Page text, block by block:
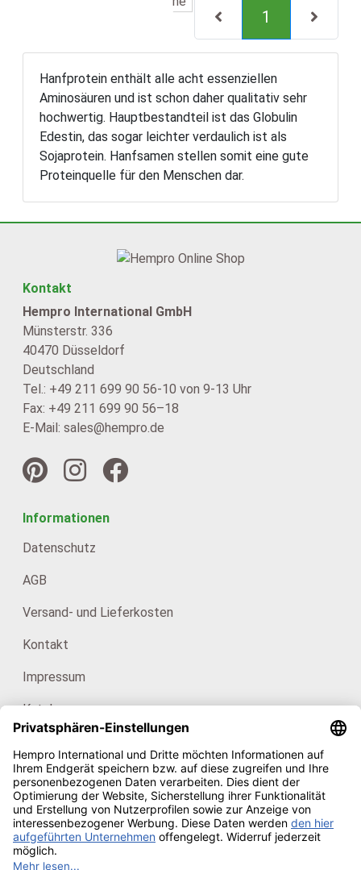
1 (current)
Hanfprotein enthält alle acht essenziellen
Aminosäuren und ist schon daher qualitativ sehr
hochwertig. Hauptbestandteil ist das Globulin
Edestin, das sogar leichter verdaulich ist als
Sojaprotein. Hanfsamen stellen somit eine gute
Proteinquelle für den Menschen dar.
Kontakt
Hempro International GmbH
Münsterstr. 336
40470 Düsseldorf
Deutschland
Tel.: +49 211 699 90 56-10 von 9-13 Uhr
Fax: +49 211 699 90 56–18
E-Mail: sales@hempro.de
Informationen
Datenschutz
AGB
Versand- und Lieferkosten
Kontakt
Impressum
Kataloge
Unsere Zertifikate